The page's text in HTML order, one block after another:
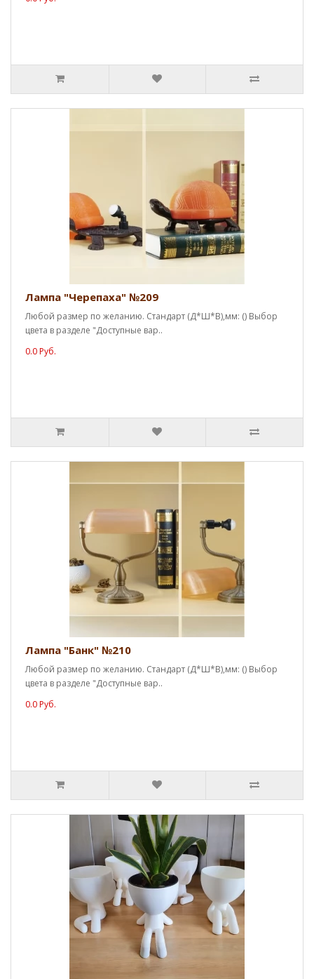
Лампа "Черепаха" №209
Любой размер по желанию. Стандарт (Д*Ш*В),мм: () Выбор
цвета в разделе "Доступные вар..
0.0 Руб.
Лампа "Банк" №210
Любой размер по желанию. Стандарт (Д*Ш*В),мм: () Выбор
цвета в разделе "Доступные вар..
0.0 Руб.